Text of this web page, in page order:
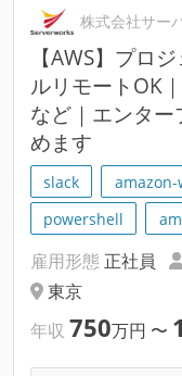
株式会社サー
【AWS】プロ
ルリモートOK
など｜エンタ
めます
slack amazon-
powershell
雇用形態 正社員
東京
年収 750万円 〜